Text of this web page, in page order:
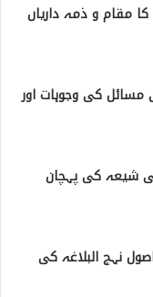
کا مقام و ذمہ داریاں
مسائل کی وجوہات اور
شیعہ کی پہچان
نہج البلاغہ کی